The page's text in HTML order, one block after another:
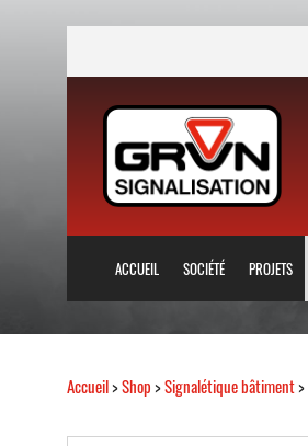
ACCUEIL SOCIÉTÉ PROJETS
Accueil>Shop>Signalétique bâtiment>